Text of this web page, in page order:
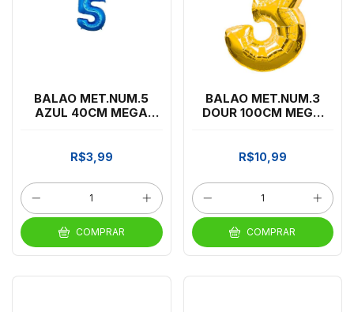
BALAO MET.NUM.5
AZUL 40CM MEGA
R$3,99
COMPRAR
BALAO MET.NUM.3
DOUR 100CM MEGA
R$10,99
COMPRAR